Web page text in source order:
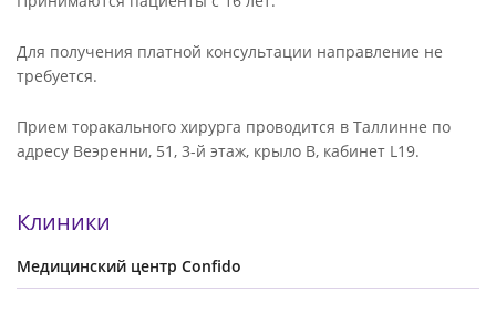
Для получения платной консультации направление не
требуется.
Прием торакального хирурга проводится в Таллинне по
адресу Веэренни, 51, 3-й этаж, крыло B, кабинет L19.
Клиники
Медицинский центр Confido